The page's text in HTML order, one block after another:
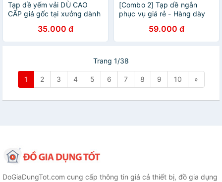
Tạp dề yếm vải DÙ CAO
CẤP giá gốc tại xưởng dành
nhà hàng quan ăn nha bếp
35.000 đ
[Combo 2] Tạp dề ngắn
phục vụ giá rẻ - Hàng dày
hợp làm tạp dề đồng phục
cho nhân viên
59.000 đ
Trang 1/38
1 2 3 4 5 6 7 8 9 10 »
DoGiaDungTot.com cung cấp thông tin giá cả thiết bị, đồ gia dụng